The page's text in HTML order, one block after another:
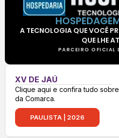
A TECNOLOGIA QUE VOCÊ
QUE LHE
PARCEIRO OFICIAL
XV DE JAÚ
Clique aqui e confira tudo
da Comarca.
PAULISTA | 2026